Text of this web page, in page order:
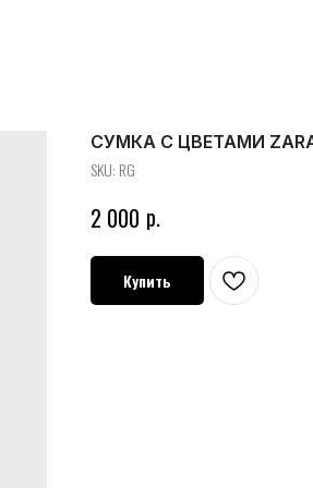
СУМКА С ЦВЕТАМИ
SKU: RG
2 000 р.
Купить